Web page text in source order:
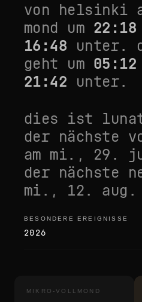
von helsinki
mond um 22:18
16:48 unter.
geht um 05:12
21:42 unter.
dies ist
der nächste
am mi., 29.
der nächste
mi., 12. aug.
besondere ereignisse
BESONDERE EREIGNISSE
2026
MIKRO-VOLLMOND